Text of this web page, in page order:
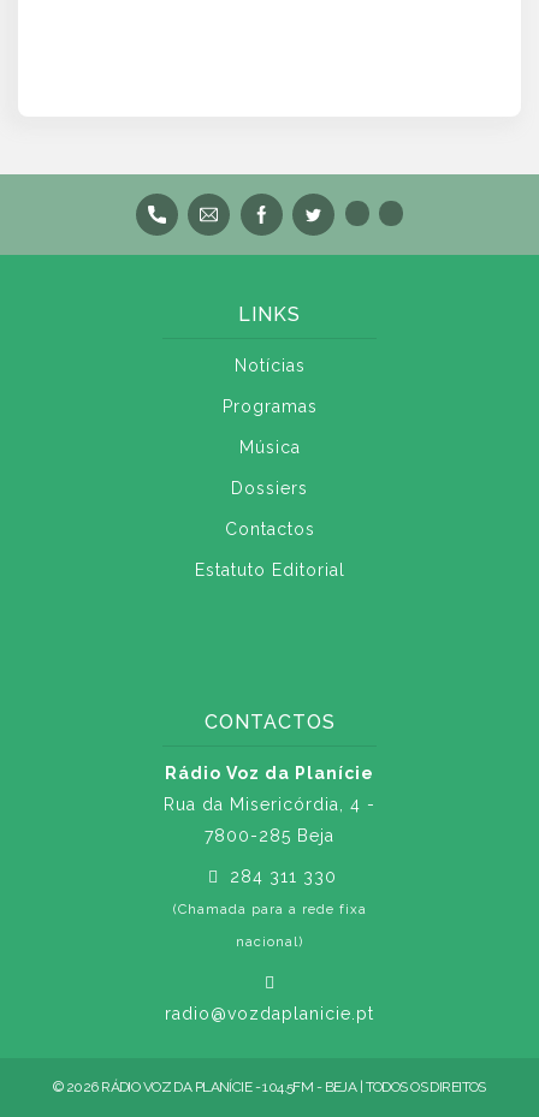
LINKS
Notícias
Programas
Música
Dossiers
Contactos
Estatuto Editorial
CONTACTOS
Rádio Voz da Planície
Rua da Misericórdia, 4 -
7800-285 Beja
284 311 330
(Chamada para a rede fixa
nacional)
radio@vozdaplanicie.pt
© 2026 RÁDIO VOZ DA PLANÍCIE - 104.5FM - BEJA | TODOS OS DIREITOS